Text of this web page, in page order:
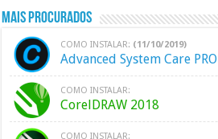
Mais Procurados
COMO INSTALAR: (11/10/2019)
Advanced System Care PRO
COMO INSTALAR:
CorelDRAW 2018
COMO INSTALAR: